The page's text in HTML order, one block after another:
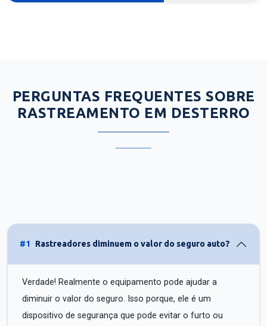
PERGUNTAS FREQUENTES SOBRE
RASTREAMENTO EM DESTERRO
#1 Rastreadores diminuem o valor do seguro auto?
Verdade! Realmente o equipamento pode ajudar a
diminuir o valor do seguro. Isso porque, ele é um
dispositivo de segurança que pode evitar o furto ou